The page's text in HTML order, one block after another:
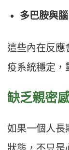
多巴胺與
這些內在反應
疫系統穩定，
缺乏親密
如果一個人長